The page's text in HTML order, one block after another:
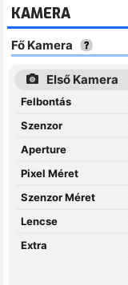
KAMERA
Fő Kamera
Első Kamera
Felbontás
Szenzor
Aperture
Pixel Méret
Szenzor Méret
Lencse
Extra